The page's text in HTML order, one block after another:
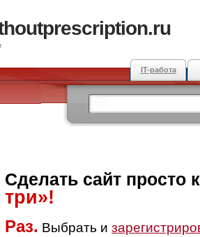
IT-работа
Сделать сайт просто
три»!
Раз. Выбрать и